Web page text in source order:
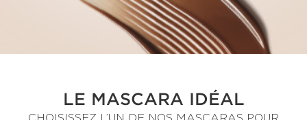
LE MASCARA IDÉAL
CHOISISSEZ L’UN DE NOS MASCARAS POUR